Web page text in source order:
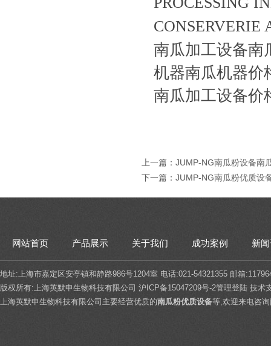
南瓜加工设备南
机器南瓜机器价
南瓜加工设备价
上一篇： JUMP-NG南瓜粉设备南
下一篇： JUMP-NG南瓜粉优质设
网站首页 产品展示 关于我们 成功案例 新
地址:上海市嘉定区安亭镇和静路986号1204室 电话:021-54321355 邮箱
版权所有:上海英默申生物科技有限公司 沪ICP备15047209号-2管理登陆 技术
上海英默申生物科技有限公司主要经营优质的南瓜粉优质设备等,欢迎来电咨询